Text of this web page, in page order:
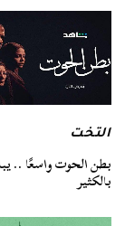
التخت
بطن الحوت واسعًا ..
بالكثير